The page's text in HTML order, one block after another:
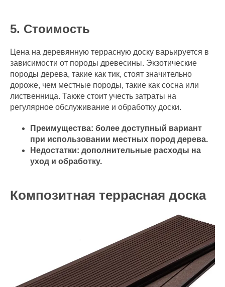
5. Стоимость
Цена на деревянную террасную доску варьируется в
зависимости от породы древесины. Экзотические
породы дерева, такие как тик, стоят значительно
дороже, чем местные породы, такие как сосна или
лиственница. Также стоит учесть затраты на
регулярное обслуживание и обработку доски.
Преимущества: более доступный вариант
при использовании местных пород дерева.
Недостатки: дополнительные расходы на
уход и обработку.
Композитная террасная доска